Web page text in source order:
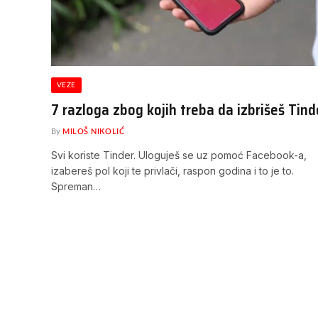
VEZE
7 razloga zbog kojih treba da izbrišeš
By MILOŠ NIKOLIĆ
Svi koriste Tinder. Uloguješ se uz pomoć Facebook-a,
izabereš pol koji te privlači, raspon godina i to je to.
Spreman…